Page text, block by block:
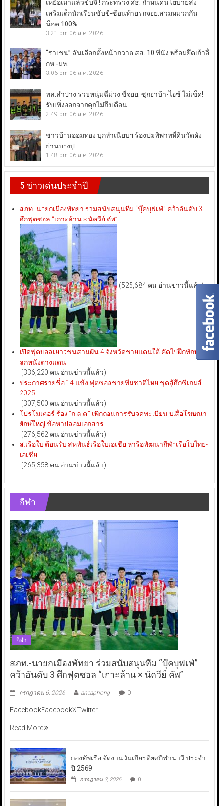
เหยื่อเมาแล้วขับจี้ ! กระทรวง ศธ. กำหนดนโยบายส่ง
เสริมเด็กนักเรียนขับขี่-ซ้อนท้ายรถจยย.สวมหมวกกัน
น็อค 100%
3:21 pm 06 ส.ค. 2026
“ราเชน” ลั่นเลือกตั้งหน้ากวาด สส. 10 ที่นั่ง พร้อมยึดเก้าอี้
กห.-มท.
3:06 pm 06 ส.ค. 2026
ทล.ลำปาง รวบหนุ่มฉี่ม่วง ขี่จยย. ซุกยาบ้า-ไอซ์ ไม่เข็ด!
รับเพิ่งออกจากคุกไม่ถึงเดือน
2:49 pm 06 ส.ค. 2026
ชาวบ้านออมทอง บุกทำเนียบฯ ร้องปมพิพาทที่ดินวัดดัง
ย่านบางปู
1:48 pm 06 ส.ค. 2026
5 ข่าวเด่นประจำปี
สภท.-นายกเมืองพัทยา ร่วมสนับสนุนทีม “บุ๊คบุฟเฟ่” คว้าอันดับ 3
ศึกฟุตซอล “เกาะล้าน × นัควีย์ คัพ”
(525,684 คน อ่านข่าวนี้แล้ว)
เปิดฟุตบอลเยาวชนสานฝัน 4 จังหวัดชายแดนใต้ คัดไปฝึกทักษะ
ลูกหนังต่างแดน
(336,220 คน อ่านข่าวนี้แล้ว)
ประกาศรายชื่อ 14 แข้ง ฟุตซอลชายทีมชาติไทย ชุดสู้ศึกซีเกมส์
2025
(307,500 คน อ่านข่าวนี้แล้ว)
โปรโมเตอร์ ร้อง “ก.ล.ต.” เพิกถอนการรับจดทะเบียน บ.สื่อโฆษณา
ยักษ์ใหญ่ ข้อหาปลอมเอกสาร
(276,562 คน อ่านข่าวนี้แล้ว)
ส.เรือใบ ต้อนรับ สหพันธ์เรือใบเอเชีย หารือพัฒนากีฬาเรือใบไทย-
เอเชีย
(265,358 คน อ่านข่าวนี้แล้ว)
กีฬา
กีฬา
สภท.-นายกเมืองพัทยา ร่วมสนับสนุนทีม “บุ๊คบุฟเฟ่”
คว้าอันดับ 3 ศึกฟุตซอล “เกาะล้าน × นัควีย์ คัพ”
กรกฎาคม 6, 2026 aneaphong 0
FacebookFacebookXTwitter
Read More
กองทัพเรือ จัดงานวันเกียรติยศกีฬานาวี ประจำ
ปี 2569
กรกฎาคม 3, 2026 0